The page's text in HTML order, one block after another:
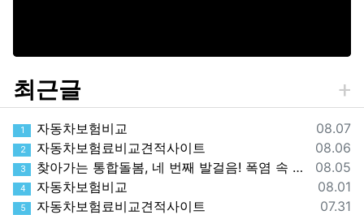
최근글
등록일
08.07
1
자동차보험비교
등록일
08.06
2
자동차보험료비교견적사이트
등록일
08.05
3
찾아가는 통합돌봄, 네 번째 발걸음! 폭염 속 가장 먼저 찾아간 따뜻한 안부
등록일
08.01
4
자동차보험비교
등록일
07.31
5
자동차보험료비교견적사이트